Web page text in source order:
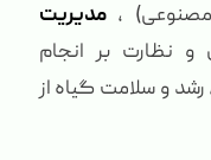
،مدیریت
و نظارت بر انجام
و سلامت گیاه از